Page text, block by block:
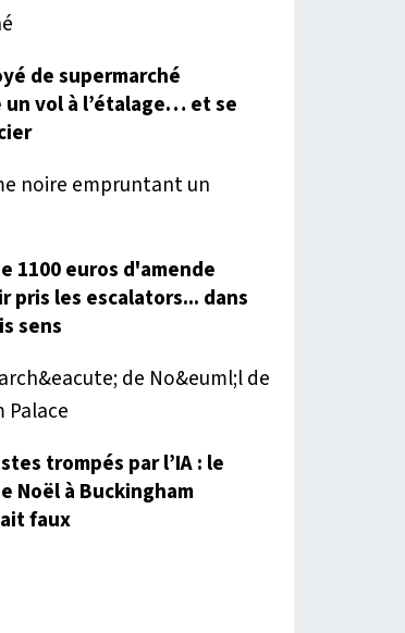
de supermarché
un vol à l’étalage… et se
1100 euros d'amende
pris les escalators... dans
sens
trompés par l’IA : le
Noël à Buckingham
faux